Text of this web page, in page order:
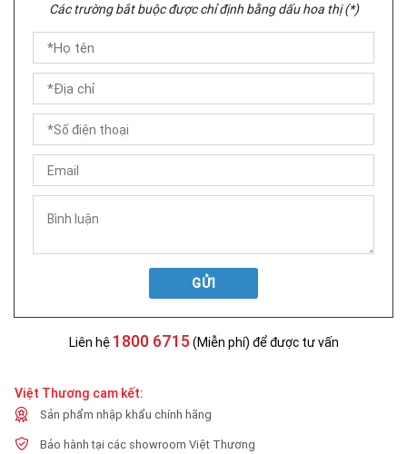
Các trường bắt buộc được chỉ định bằng dấu hoa thị (*)
GỬI
Liên hệ 1800 6715 (Miễn phí) để được tư vấn
Việt Thương cam kết:
Sản phẩm nhập khẩu chính hãng
Bảo hành tại các showroom Việt Thương